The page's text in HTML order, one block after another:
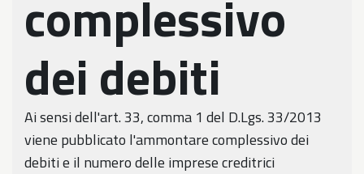
complessivo
dei debiti
Ai sensi dell'art. 33, comma 1 del D.Lgs. 33/2013
viene pubblicato l'ammontare complessivo dei
debiti e il numero delle imprese creditrici